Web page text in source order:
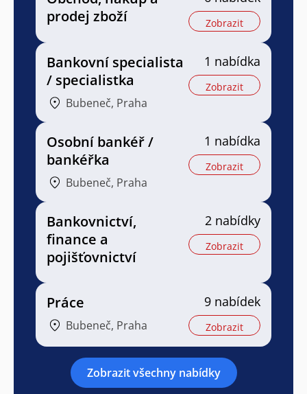
prodej zboží
Zobrazit
Bankovní specialista
/ specialistka
Bubeneč, Praha
1 nabídka
Zobrazit
Osobní bankéř /
bankéřka
Bubeneč, Praha
1 nabídka
Zobrazit
Bankovnictví,
finance a
pojišťovnictví
2 nabídky
Zobrazit
Práce
Bubeneč, Praha
9 nabídek
Zobrazit
Zobrazit všechny nabídky